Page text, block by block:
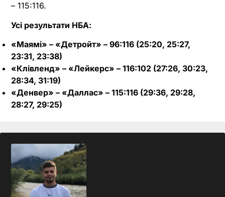
– 115:116.
Усі результати НБА:
«Маямі» – «Детройт» – 96:116 (25:20, 25:27,
23:31, 23:38)
«Клівленд» – «Лейкерс» – 116:102 (27:26, 30:23,
28:34, 31:19)
«Денвер» – «Даллас» – 115:116 (29:36, 29:28,
28:27, 29:25)